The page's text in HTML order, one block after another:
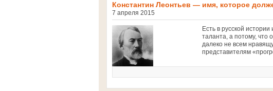
Константин Леонтьев — имя, которое
7 апреля 2015
Есть в русской
таланта, а потому, что
далеко не всем
представителям